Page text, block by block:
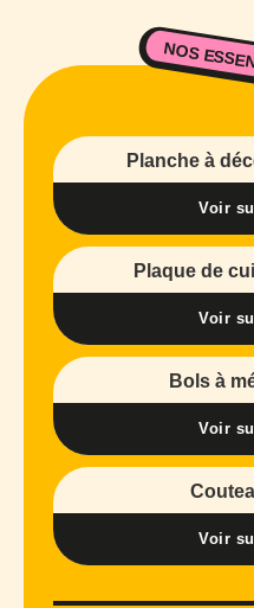
NOS
Planche à
Voir
Plaque de
Voir
Bols à
Voir
Voir